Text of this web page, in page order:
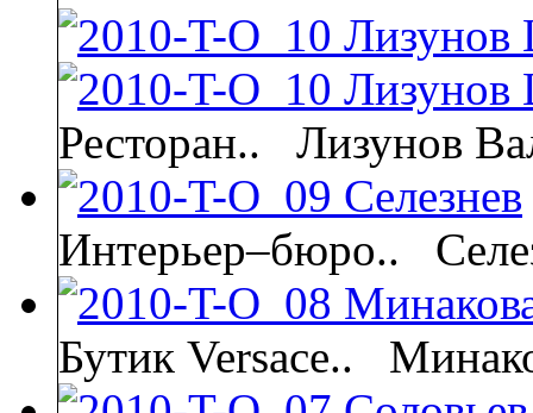
Ресторан.. Лизунов
Интерьер–бюро..
Бутик Versace..